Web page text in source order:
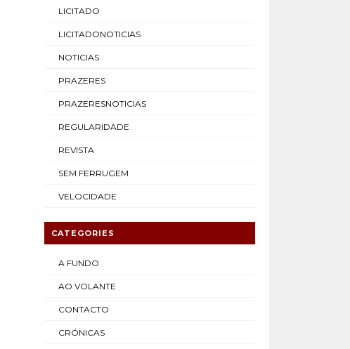
LICITADO
LICITADONOTICIAS
NOTICIAS
PRAZERES
PRAZERESNOTICIAS
REGULARIDADE
REVISTA
SEM FERRUGEM
VELOCIDADE
CATEGORIES
A FUNDO
AO VOLANTE
CONTACTO
CRÓNICAS